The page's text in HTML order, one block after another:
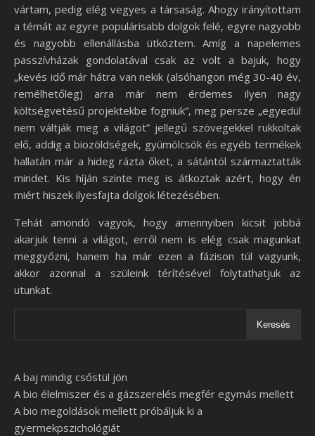
vártam, pedig elég vegyes a társaság. Ahogy irányítottam
a témát az egyre populárisabb dolgok felé, egyre nagyobb
és nagyobb ellenállásba ütköztem. Amíg a napelemes
passzívházak gondolatával csak az volt a bajuk, hogy
„kevés idő már hátra van nekik (alsóhangon még 30-40 év,
remélhetőleg) arra már nem érdemes ilyen nagy
költségvetésű projektekbe fogniuk”, meg persze „egyedül
nem váltják meg a világot” jellegű szövegekkel rukkoltak
elő, addig a biozöldségek, gyümölcsök és egyéb termékek
hallatán már a hideg rázta őket, a sátántól származtatták
mindet. Kis híján szinte meg is átkoztak azért, hogy én
miért hiszek ilyesfajta dolgok létezésében.
Tehát amondó vagyok, hogy amennyiben kicsit jobbá
akarjuk tenni a világot, erről nem is elég csak magunkat
meggyőzni, hanem ha már ezen a fázison túl vagyunk,
akkor azonnal a szüleink térítésével folytathatjuk az
utunkat.
Keresés
A baj mindig csőstül jön
A bio élelmiszer és a gázszerelés megfér egymás mellett
A bio megoldások mellett próbáljuk ki a
gyermekpszichológiát